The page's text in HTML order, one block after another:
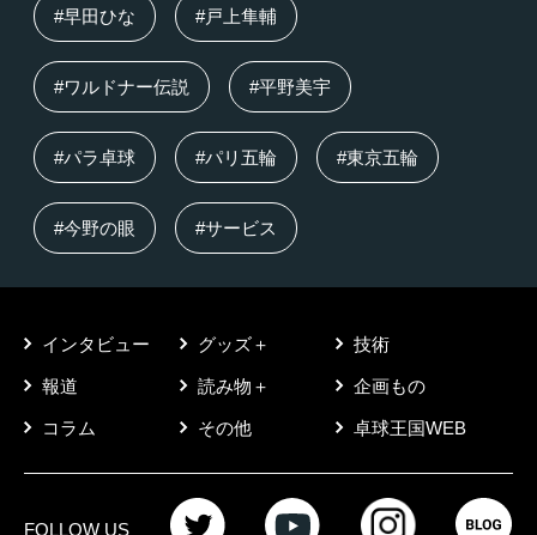
#早田ひな #戸上隼輔
#ワルドナー伝説 #平野美宇
#パラ卓球 #パリ五輪 #東京五輪
#今野の眼 #サービス
インタビュー グッズ＋ 技術
報道 読み物＋ 企画もの
コラム その他 卓球王国WEB
FOLLOW US